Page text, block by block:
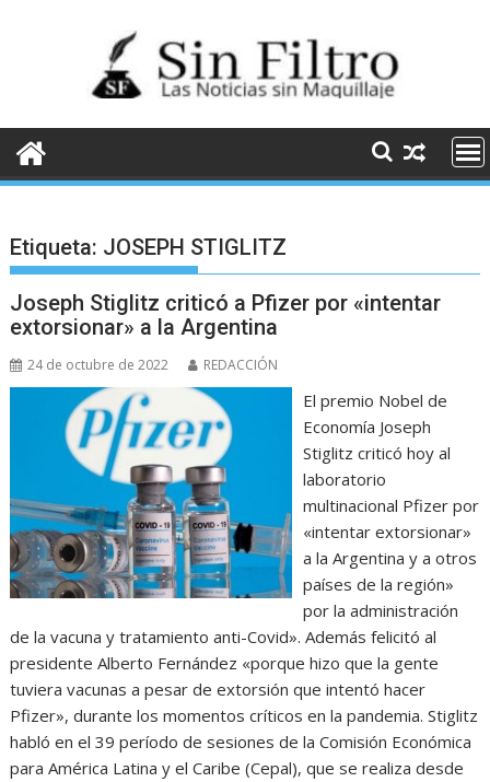
Etiqueta: JOSEPH STIGLITZ
Joseph Stiglitz criticó a Pfizer por «intentar
extorsionar» a la Argentina
24 de octubre de 2022 REDACCIÓN
El premio Nobel de
Economía Joseph
Stiglitz criticó hoy al
laboratorio
multinacional Pfizer por
«intentar extorsionar»
a la Argentina y a otros
países de la región»
por la administración
de la vacuna y tratamiento anti-Covid». Además felicitó al
presidente Alberto Fernández «porque hizo que la gente
tuviera vacunas a pesar de extorsión que intentó hacer
Pfizer», durante los momentos críticos en la pandemia. Stiglitz
habló en el 39 período de sesiones de la Comisión Económica
para América Latina y el Caribe (Cepal), que se realiza desde